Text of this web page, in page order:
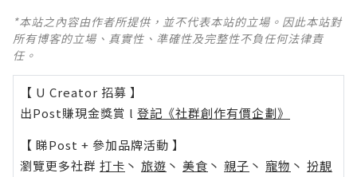
*本站之內容由作者所提供，並不代表本站的立場。因此本站對
所有博客的立場、真實性、準確性及完整性不負任何法律責
任。
【 U Creator 招募 】
出Post賺現金獎賞 l 登記《社群創作有價企劃》
【 睇Post + 參加品牌活動 】
瀏覽更多社群 打卡 丶 旅遊 丶 美食 丶 親子 丶 寵物 丶 扮靚